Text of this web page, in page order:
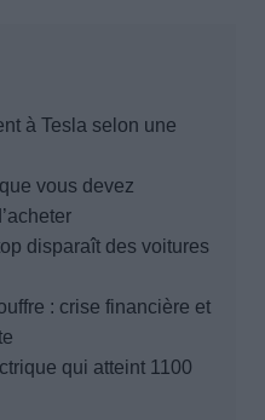
à Tesla selon une
vous devez
disparaît des voitures
: crise financière et
qui atteint 1100